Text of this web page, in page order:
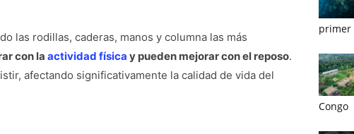
las rodillas, caderas, manos y columna las más
con la actividad física y pueden mejorar con el reposo.
afectando significativamente la calidad de vida del
primer
Congo